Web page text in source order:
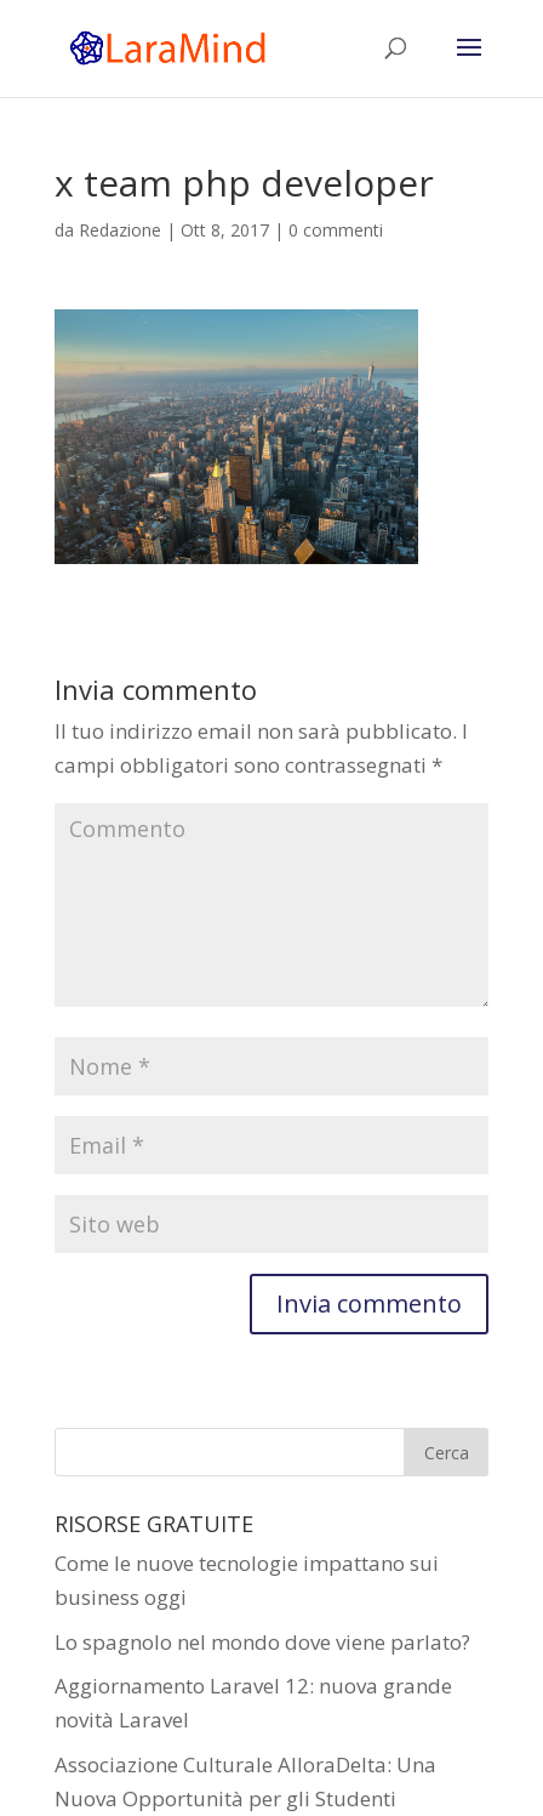
x team php developer
da Redazione | Ott 8, 2017| 0 commenti
Invia commento
Il tuo indirizzo email non sarà pubblicato. I
campi obbligatori sono contrassegnati *
RISORSE GRATUITE
Come le nuove tecnologie impattano sui
business oggi
Lo spagnolo nel mondo dove viene parlato?
Aggiornamento Laravel 12: nuova grande
novità Laravel
Associazione Culturale AlloraDelta: Una
Nuova Opportunità per gli Studenti